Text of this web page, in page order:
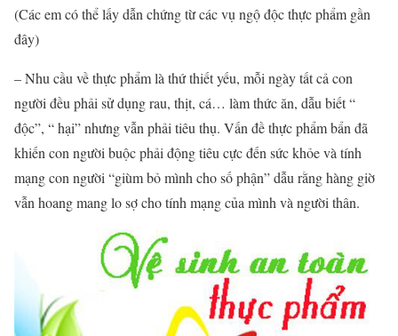
(Các em có thể lấy dẫn chứng từ các vụ ngộ độc thực phẩm gần
đây)
– Nhu cầu về thực phẩm là thứ thiết yếu, mỗi ngày tất cả con
người đều phải sử dụng rau, thịt, cá… làm thức ăn, dẫu biết “
độc”, “ hại” nhưng vẫn phải tiêu thụ. Vấn đề thực phẩm bẩn đã
khiến con người buộc phải động tiêu cực đến sức khỏe và tính
mạng con người “giùm bỏ mình cho số phận” dẫu rằng hàng giờ
vẫn hoang mang lo sợ cho tính mạng của mình và người thân.